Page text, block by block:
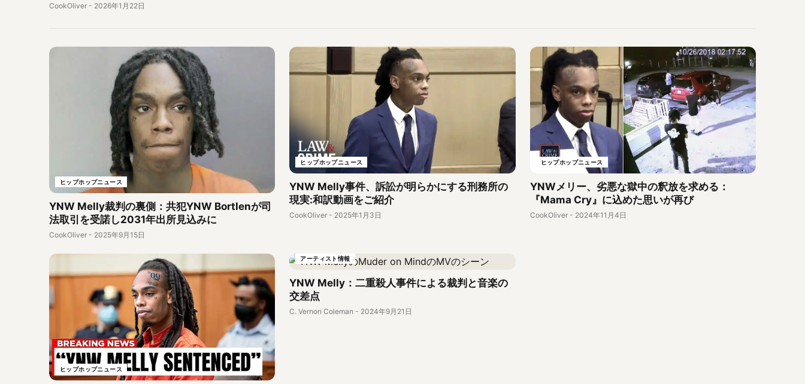
CookOliver - 2026年1月22日
ヒップホップニュース
YNW Melly裁判の裏側：共犯YNW Bortlenが司
法取引を受諾し2031年出所見込みに
CookOliver - 2025年9月15日
ヒップホップニュース
YNW Melly事件、訴訟が明らかにする刑務所の
現実:和訳動画をご紹介
CookOliver - 2025年1月3日
ヒップホップニュース
YNWメリー、劣悪な獄中の釈放を求める：
『Mama Cry』に込めた思いが再び
CookOliver - 2024年11月4日
ヒップホップニュース
アーティスト情報
YNW Melly：二重殺人事件による裁判と音楽の
交差点
C. Vernon Coleman - 2024年9月21日